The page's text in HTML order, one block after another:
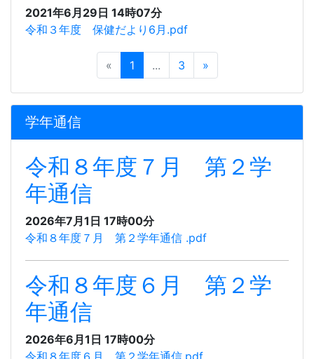
2021年6月29日 14時07分
令和３年度 保健だより6月.pdf
« 1 ... 3 »
学年通信
令和８年度７月 第２学
年通信
2026年7月1日 17時00分
令和８年度７月 第２学年通信 .pdf
令和８年度６月 第２学
年通信
2026年6月1日 17時00分